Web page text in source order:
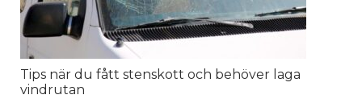
Tips när du fått stenskott och behöver laga
vindrutan